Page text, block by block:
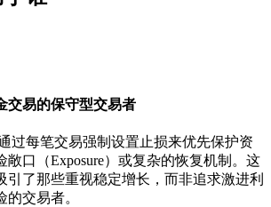
交易的保守型交易者
过每笔交易强制设置止损来优先保护资
敞口（Exposure）或复杂的恢复机制。这
引了那些重视稳定增长，而非追求激进利
交易者。